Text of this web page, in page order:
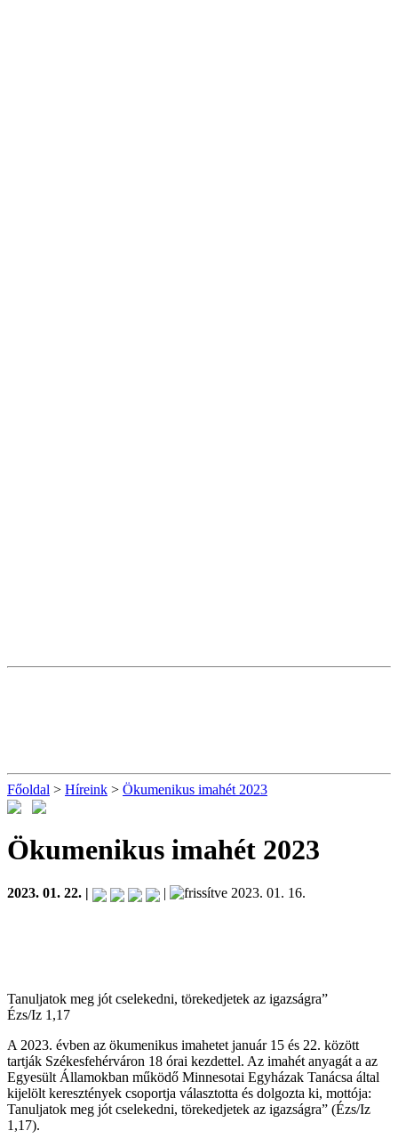
Főoldal > Híreink > Ökumenikus imahét 2023
Ökumenikus imahét 2023
2023. 01. 22. | | 2023. 01. 16.
Tanuljatok meg jót cselekedni, törekedjetek az igazságra”
Ézs/Iz 1,17
A 2023. évben az ökumenikus imahetet január 15 és 22. között
tartják Székesfehérváron 18 órai kezdettel. Az imahét anyagát a az
Egyesült Államokban működő Minnesotai Egyházak Tanácsa által
kijelölt keresztények csoportja választotta és dolgozta ki, mottója:
Tanuljatok meg jót cselekedni, törekedjetek az igazságra” (Ézs/Iz
1,17).